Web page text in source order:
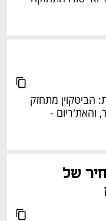
ב-1.8% לרמה של 106.5 אלף דולר, והאת'ריום -